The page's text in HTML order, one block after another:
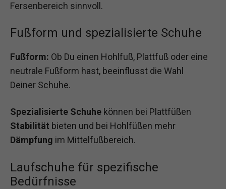
Fersenbereich sinnvoll.
Fußform und spezialisierte Schuhe
Fußform: Ob Du einen Hohlfuß, Plattfuß oder eine
neutrale Fußform hast, beeinflusst die Wahl
Deiner Schuhe.
Spezialisierte Schuhe können bei Plattfüßen
Stabilität bieten und bei Hohlfüßen mehr
Dämpfung im Mittelfußbereich.
Laufschuhe für spezifische
Bedürfnisse